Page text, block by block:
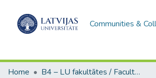
Communities &
Home
B4 – LU fakultātes / Faculties of the UL